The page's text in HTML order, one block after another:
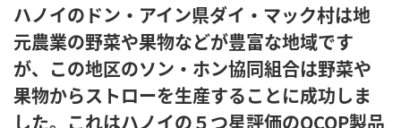
ハノイのドン・アイン県ダイ・マック村は地
元農業の野菜や果物などが豊富な地域です
が、この地区のソン・ホン協同組合は野菜や
果物からストローを生産することに成功しま
した。これはハノイの５つ星評価のOCOP製品